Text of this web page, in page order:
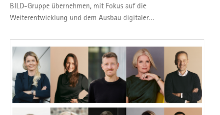
BILD-Gruppe übernehmen, mit Fokus auf die
Weiterentwicklung und dem Ausbau digitaler…